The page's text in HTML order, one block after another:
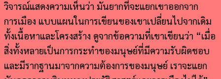
วิจารณ์แสดงความเห็นว่า มันยากที่จะแยกเขาออกจาก
การเมือง แบบแผนในการเขียนของเขาเปลี่ยนไปจากเดิม
ทั้งเนื้อหาและโครงสร้าง ดูจากข้อความที่เขาเขียนว่า “เมื่อ
สิ่งทั้งหลายเป็นการกระทำของมนุษย์ที่มีความรับผิดชอบ
และมีรากฐานมาจากความต้องการของมนุษย์ เราจะแยก